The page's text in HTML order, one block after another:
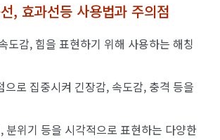
, 효과선등 사용법과 주의점
도감, 힘을 표현하기 위해 사용하는 해칭
으로 집중시켜 긴장감, 속도감, 충격 등을
분위기 등을 시각적으로 표현하는 다양한